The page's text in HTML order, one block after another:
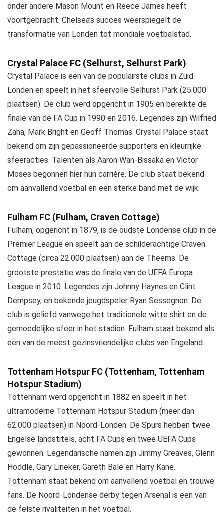
onder andere Mason Mount en Reece James heeft
voortgebracht. Chelsea’s succes weerspiegelt de
transformatie van Londen tot mondiale voetbalstad.
Crystal Palace FC (Selhurst, Selhurst Park)
Crystal Palace is een van de populairste clubs in Zuid-
Londen en speelt in het sfeervolle Selhurst Park (25.000
plaatsen). De club werd opgericht in 1905 en bereikte de
finale van de FA Cup in 1990 en 2016. Legendes zijn Wilfried
Zaha, Mark Bright en Geoff Thomas. Crystal Palace staat
bekend om zijn gepassioneerde supporters en kleurrijke
sfeeracties. Talenten als Aaron Wan-Bissaka en Victor
Moses begonnen hier hun carrière. De club staat bekend
om aanvallend voetbal en een sterke band met de wijk.
Fulham FC (Fulham, Craven Cottage)
Fulham, opgericht in 1879, is de oudste Londense club in de
Premier League en speelt aan de schilderachtige Craven
Cottage (circa 22.000 plaatsen) aan de Theems. De
grootste prestatie was de finale van de UEFA Europa
League in 2010. Legendes zijn Johnny Haynes en Clint
Dempsey, en bekende jeugdspeler Ryan Sessegnon. De
club is geliefd vanwege het traditionele witte shirt en de
gemoedelijke sfeer in het stadion. Fulham staat bekend als
een van de meest gezinsvriendelijke clubs van Engeland.
Tottenham Hotspur FC (Tottenham, Tottenham
Hotspur Stadium)
Tottenham werd opgericht in 1882 en speelt in het
ultramoderne Tottenham Hotspur Stadium (meer dan
62.000 plaatsen) in Noord-Londen. De Spurs hebben twee
Engelse landstitels, acht FA Cups en twee UEFA Cups
gewonnen. Legendarische namen zijn Jimmy Greaves, Glenn
Hoddle, Gary Lineker, Gareth Bale en Harry Kane.
Tottenham staat bekend om aanvallend voetbal en trouwe
fans. De Noord-Londense derby tegen Arsenal is een van
de felste rivaliteiten in het voetbal.